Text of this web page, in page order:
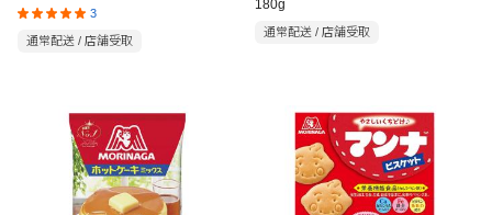
3
通常配送 / 店舗受取
180g
通常配送 / 店舗受取